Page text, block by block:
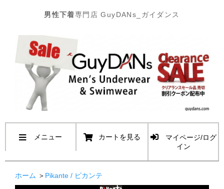
男性下着専門店 GuyDANs_ガイダンス
メニュー カートを見る
マイページ/ログ
イン
ホーム ＞ Pikante / ピカンテ